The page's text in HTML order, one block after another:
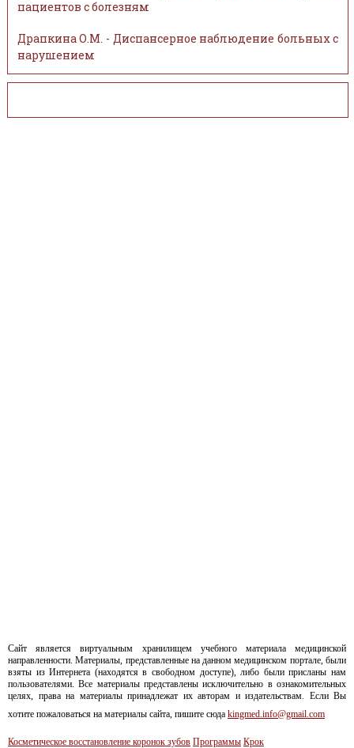
пациентов с болезням
Драпкина О.М. - Диспансерное наблюдение больных с
нарушением
Сайт является виртуальным хранилищем учебного материала медицинской
направленности. Материалы, представленные на данном медицинском портале, были
взяты из Интернета (находятся в свободном доступе), либо были присланы нам
пользователями. Все материалы представлены исключительно в ознакомительных
целях, права на материалы принадлежат их авторам и издательствам. Если Вы
хотите пожаловаться на материалы сайта, пишите сюда kingmed.info@gmail.com
Косметическое восстановление коронок зубов Программы Крок